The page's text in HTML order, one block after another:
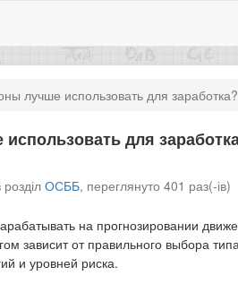
лучше использовать для заработка?
для
розділОСББ, переглянуто 401 раз(-ів)
на прогнозировании
зависит от правильного выбора
и уровней риска.